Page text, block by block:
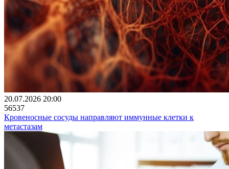
20.07.2026 20:00
56537
Кровеносные сосуды направляют иммунные клетки к
метастазам